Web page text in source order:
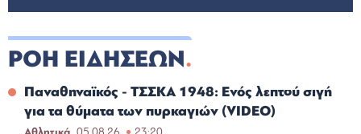
ΡΟΗ ΕΙΔΗΣΕΩΝ
Παναθηναϊκός - ΤΣΣΚΑ 1948: Ενός λεπτού σιγή
για τα θύματα των πυρκαγιών (VIDEO)